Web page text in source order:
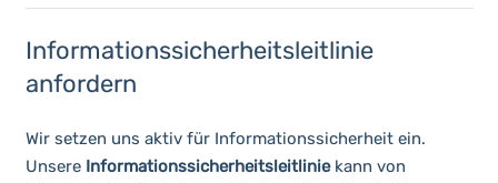
Informationssicherheitsleitlinie
anfordern
Wir setzen uns aktiv für Informationssicherheit ein.
Unsere Informationssicherheitsleitliniekann von